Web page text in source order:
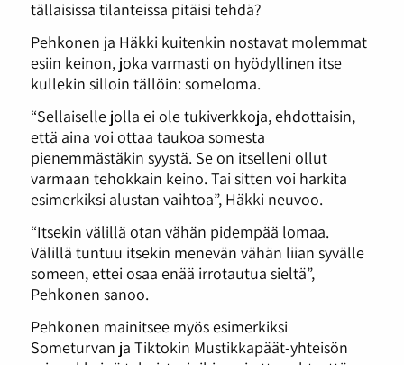
tällaisissa tilanteissa pitäisi tehdä?
Pehkonen ja Häkki kuitenkin nostavat molemmat
esiin keinon, joka varmasti on hyödyllinen itse
kullekin silloin tällöin: someloma.
“Sellaiselle jolla ei ole tukiverkkoja, ehdottaisin,
että aina voi ottaa taukoa somesta
pienemmästäkin syystä. Se on itselleni ollut
varmaan tehokkain keino. Tai sitten voi harkita
esimerkiksi alustan vaihtoa”, Häkki neuvoo.
“Itsekin välillä otan vähän pidempää lomaa.
Välillä tuntuu itsekin menevän vähän liian syvälle
someen, ettei osaa enää irrotautua sieltä”,
Pehkonen sanoo.
Pehkonen mainitsee myös esimerkiksi
Someturvan ja Tiktokin Mustikkapäät-yhteisön